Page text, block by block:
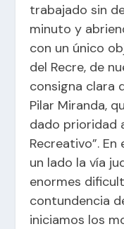
trabajado sin
minuto y
con un único
del Recre, de
consigna clara
Pilar Miranda,
dado prioridad
Recreativo”.
un lado la vía
enormes
contundencia
iniciamos los